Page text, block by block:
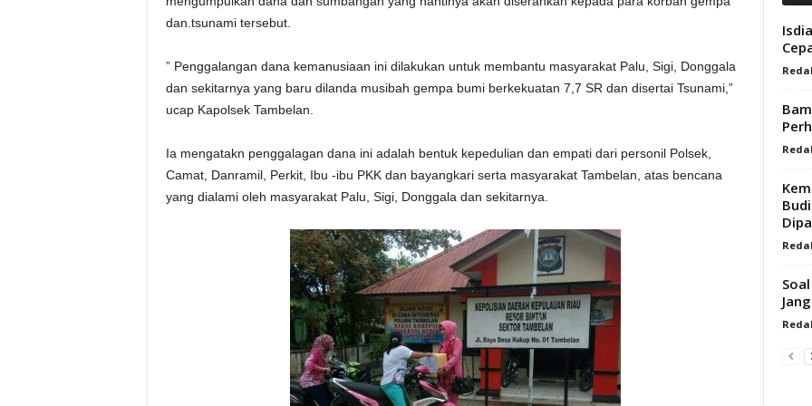
dan.tsunami tersebut.
” Penggalangan dana kemanusiaan ini dilakukan untuk membantu masyarakat Palu, Sigi, Donggala
dan sekitarnya yang baru dilanda musibah gempa bumi berkekuatan 7,7 SR dan disertai Tsunami,”
ucap Kapolsek Tambelan.
Ia mengatakn penggalagan dana ini adalah bentuk kepedulian dan empati dari personil Polsek,
Camat, Danramil, Perkit, Ibu -ibu PKK dan bayangkari serta masyarakat Tambelan, atas bencana
yang dialami oleh masyarakat Palu, Sigi, Donggala dan sekitarnya.